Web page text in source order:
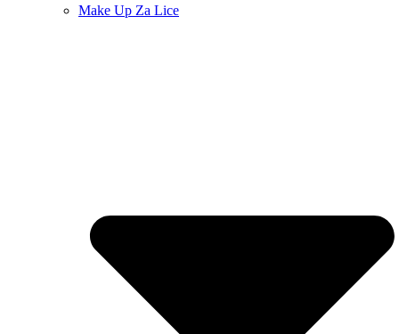
Make Up Za Lice